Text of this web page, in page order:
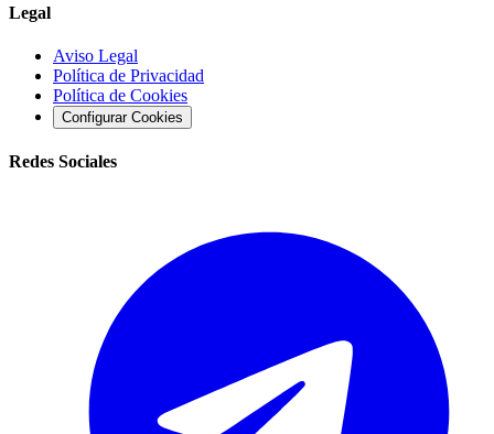
Legal
Aviso Legal
Política de Privacidad
Política de Cookies
Configurar Cookies
Redes Sociales